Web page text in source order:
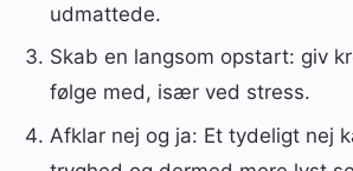
udmattede.
Skab en langsom opstart: giv
følge med, især ved stress.
Afklar nej og ja: Et tydeligt nej